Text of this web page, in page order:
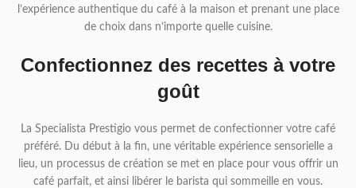
l’expérience authentique du café à la maison et prenant une place
de choix dans n’importe quelle cuisine.
Confectionnez des recettes à votre
goût
La Specialista Prestigio vous permet de confectionner votre café
préféré. Du début à la fin, une véritable expérience sensorielle a
lieu, un processus de création se met en place pour vous offrir un
café parfait, et ainsi libérer le barista qui sommeille en vous.